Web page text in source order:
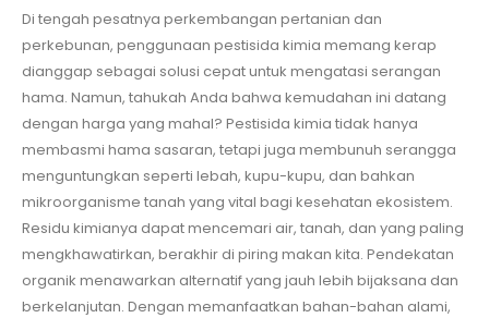
Di tengah pesatnya perkembangan pertanian dan
perkebunan, penggunaan pestisida kimia memang kerap
dianggap sebagai solusi cepat untuk mengatasi serangan
hama. Namun, tahukah Anda bahwa kemudahan ini datang
dengan harga yang mahal? Pestisida kimia tidak hanya
membasmi hama sasaran, tetapi juga membunuh serangga
menguntungkan seperti lebah, kupu-kupu, dan bahkan
mikroorganisme tanah yang vital bagi kesehatan ekosistem.
Residu kimianya dapat mencemari air, tanah, dan yang paling
mengkhawatirkan, berakhir di piring makan kita. Pendekatan
organik menawarkan alternatif yang jauh lebih bijaksana dan
berkelanjutan. Dengan memanfaatkan bahan-bahan alami,